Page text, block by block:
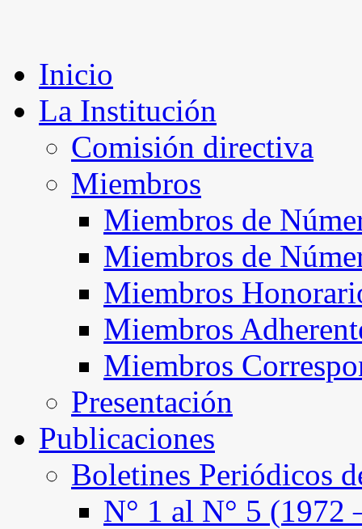
Inicio
La Institución
Comisión directiva
Miembros
Miembros de
Miembros de
Miembros
Miembros
Miembros
Presentación
Publicaciones
Boletines Periódicos
N° 1 al N° 5 (1972